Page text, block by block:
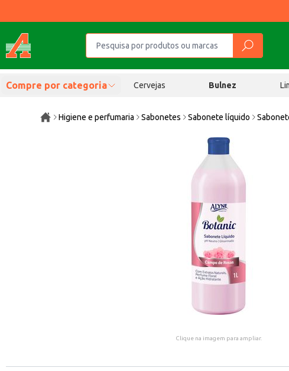
Compre por categoria Cervejas Bulnez
Higiene e perfumaria Sabonetes Sabonete líquido
Clique na imagem para ampliar.